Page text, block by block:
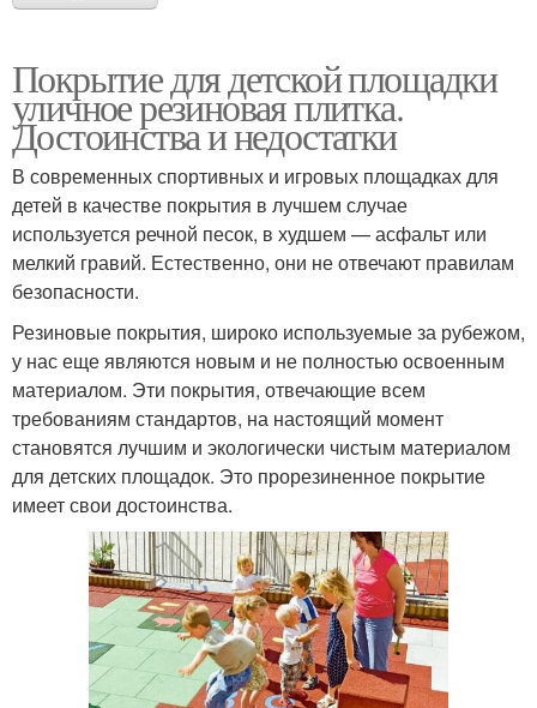
Покрытие для детской площадки
уличное резиновая плитка.
Достоинства и недостатки
В современных спортивных и игровых площадках для
детей в качестве покрытия в лучшем случае
используется речной песок, в худшем — асфальт или
мелкий гравий. Естественно, они не отвечают правилам
безопасности.
Резиновые покрытия, широко используемые за рубежом,
у нас еще являются новым и не полностью освоенным
материалом. Эти покрытия, отвечающие всем
требованиям стандартов, на настоящий момент
становятся лучшим и экологически чистым материалом
для детских площадок. Это прорезиненное покрытие
имеет свои достоинства.